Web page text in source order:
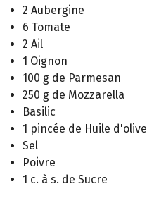
2 Aubergine
6 Tomate
2 Ail
1 Oignon
100 g de Parmesan
250 g de Mozzarella
Basilic
1 pincée de Huile d'olive
Sel
Poivre
1 c. à s. de Sucre